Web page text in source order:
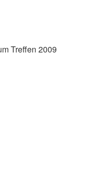
Treffen 2009